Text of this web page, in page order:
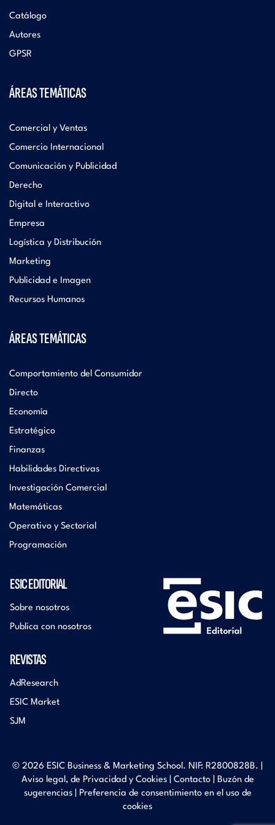
d
i
t
o
r
i
a
l
t
o
i
a
l
Catálogo
Autores
GPSR
ÁREAS TEMÁTICAS
Comercial y Ventas
Comercio Internacional
Comunicación y Publicidad
Derecho
Digital e Interactivo
Empresa
Logística y Distribución
Marketing
Publicidad e Imagen
Recursos Humanos
ÁREAS TEMÁTICAS
Comportamiento del Consumidor
Directo
Economía
Estratégico
Finanzas
Habilidades Directivas
Investigación Comercial
Matemáticas
Operativo y Sectorial
Programación
ESIC EDITORIAL
Sobre nosotros
Publica con nosotros
REVISTAS
AdResearch
ESIC Market
SJM
© 2026 ESIC Business & Marketing School. NIF: R2800828B. |
Aviso legal, de Privacidad y Cookies| Contacto| Buzón de
sugerencias| Preferencia de consentimiento en el uso de
cookies